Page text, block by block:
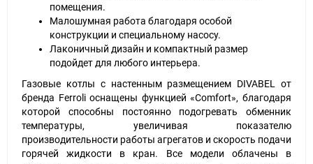
помещения.
Малошумная работа благодаря особой
конструкции и специальному насосу.
Лаконичный дизайн и компактный размер
подойдет для любого интерьера.
Газовые котлы с настенным размещением DIVABEL от
бренда Ferroli оснащены функцией «Comfort», благодаря
которой способны постоянно подогревать обменник
температуры, увеличивая показателю
производительности работы агрегатов и скорость подачи
горячей жидкости в кран. Все модели облачены в